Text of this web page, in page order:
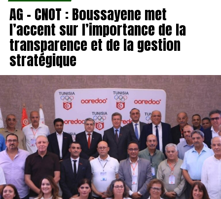
AG – CNOT : Boussayene met
l’accent sur l’importance de la
transparence et de la gestion
stratégique